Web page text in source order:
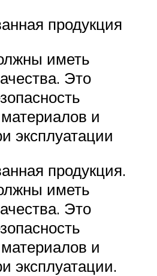
продукция
иметь
Это
и
эксплуатации
продукция.
иметь
Это
и
эксплуатации.